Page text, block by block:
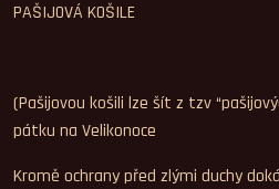
PAŠIJOVÁ KOŠILE
(Pašijovou košili lze šít z tzv
pátku na Velikonoce
Kromě ochrany před zlými duchy